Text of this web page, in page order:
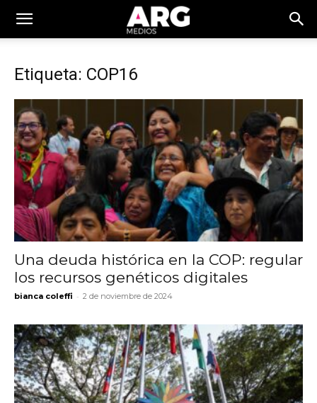
Etiqueta: COP16
Una deuda histórica en la COP: regular
los recursos genéticos digitales
bianca coleffi - 2 de noviembre de 2024